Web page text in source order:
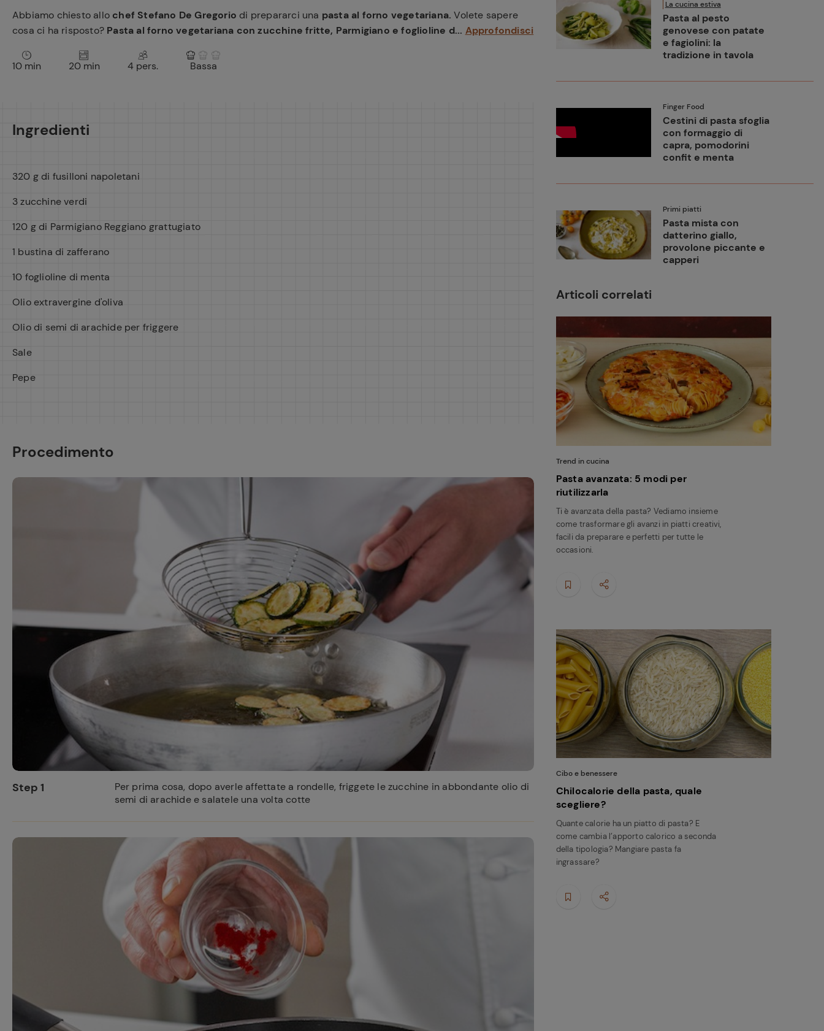
Abbiamo chiesto allo chef Stefano De Gregorio di prepararci una pasta al forno vegetariana.Volete sapere
cosa ci ha risposto? Pasta al forno vegetariana con zucchine fritte, Parmigiano e foglioline d... Approfondisci
10 min 20 min 4 pers. Bassa
Ingredienti
320 g di fusilloni napoletani
3 zucchine verdi
120 g di Parmigiano Reggiano grattugiato
1 bustina di zafferano
10 foglioline di menta
Olio extravergine d'oliva
Olio di semi di arachide per friggere
Sale
Pepe
Procedimento
Step 1
Per prima cosa, dopo averle affettate a rondelle, friggete le zucchine in abbondante olio di
semi di arachide e salatele una volta cotte
La cucina estiva
Pasta al pesto
genovese con patate
e fagiolini: la
tradizione in tavola
Finger Food
Cestini di pasta sfoglia
con formaggio di
capra, pomodorini
confit e menta
Primi piatti
Pasta mista con
datterino giallo,
provolone piccante e
capperi
Articoli correlati
Trend in cucina
Pasta avanzata: 5 modi per
riutilizzarla
Ti è avanzata della pasta? Vediamo insieme
come trasformare gli avanzi in piatti creativi,
facili da preparare e perfetti per tutte le
occasioni.
Cibo e benessere
Chilocalorie della pasta, quale
scegliere?
Quante calorie ha un piatto di pasta? E
come cambia l’apporto calorico a seconda
della tipologia? Mangiare pasta fa
ingrassare?
Ricette preferite